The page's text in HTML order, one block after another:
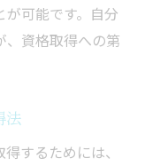
可能です。自分
、資格取得への第
法
するためには、